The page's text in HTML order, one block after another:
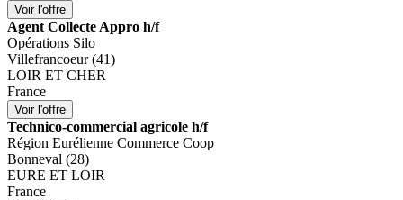
Agent Collecte Appro h/f
Opérations Silo
Villefrancoeur (41)
LOIR ET CHER
France
Technico-commercial agricole h/f
Région Eurélienne Commerce Coop
Bonneval (28)
EURE ET LOIR
France